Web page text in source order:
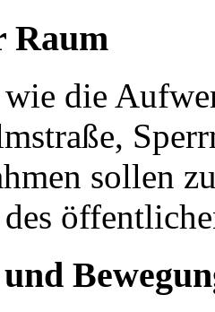
Raum
die
sollen